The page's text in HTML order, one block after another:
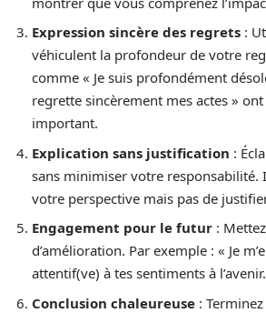
Expression sincère des regrets :
véhiculent la profondeur de votre
comme « Je suis profondément
regrette sincèrement mes actes »
important.
Explication sans justification :
sans minimiser votre responsabilité.
votre perspective mais pas de
Engagement pour le futur :
d’amélioration. Par exemple : « Je
attentif(ve) à tes sentiments à
Conclusion chaleureuse :